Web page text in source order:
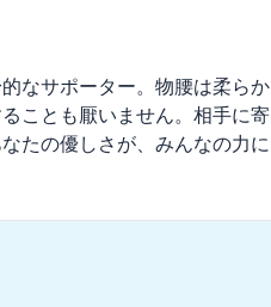
なサポーター。物腰は柔らか
ことも厭いません。相手に寄
たの優しさが、みんなの力に